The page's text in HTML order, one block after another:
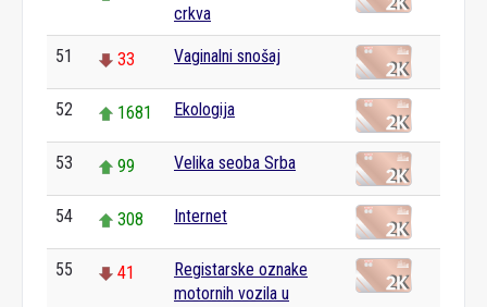
crkva
51 33 Vaginalni snošaj
52 1681 Ekologija
53 99 Velika seoba Srba
54 308 Internet
55 41
Registarske oznake
motornih vozila u